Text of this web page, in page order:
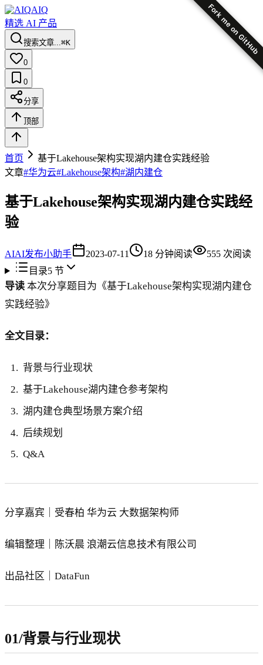
Fork me on GitHub
AIQ
精选 AI 产品
搜索文章...⌘K
0
0
分享
顶部
首页
基于Lakehouse架构实现湖内建仓实践经验
文章#华为云#Lakehouse架构#湖内建仓
基于Lakehouse架构实现湖内建仓实践经
验
AIAI发布小助手 2023-07-11 18 分钟阅读 555 次阅读
目录5节
导读 本次分享题目为《基于Lakehouse架构实现湖内建仓
实践经验》
全文目录：
背景与行业现状
基于Lakehouse湖内建仓参考架构
湖内建仓典型场景方案介绍
后续规划
Q&A
分享嘉宾｜受春柏 华为云 大数据架构师
编辑整理｜陈沃晨 浪潮云信息技术有限公司
出品社区｜DataFun
01/背景与行业现状